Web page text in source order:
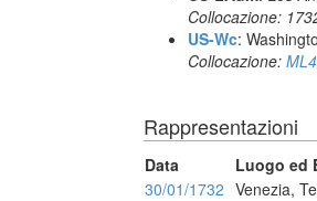
Collocazione:
US-Wc:
Collocazione:
Rappresentazioni
Data Luogo ed
30/01/1732 Venezia,